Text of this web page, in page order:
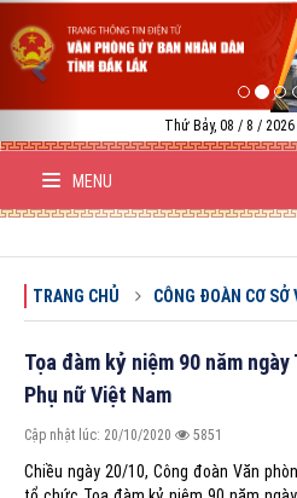
Thứ Bảy, 08 / 8 / 2026
MENU
TRANG CHỦ CÔNG ĐOÀN CƠ SỞ
Tọa đàm kỷ niệm 90 năm
Phụ nữ Việt Nam
Cập nhật lúc: 20/10/2020 5851
Chiều ngày 20/10, Công đoàn Văn